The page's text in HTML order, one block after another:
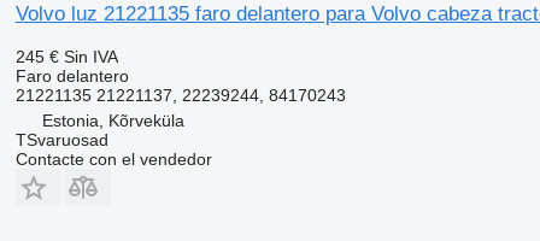
Volvo luz 21221135 faro delantero para Volvo cabeza
245 € Sin IVA
Faro delantero
21221135 21221137, 22239244, 84170243
Estonia, Kõrveküla
TSvaruosad
Contacte con el vendedor